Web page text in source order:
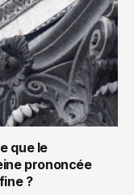
que le
prononcée
?